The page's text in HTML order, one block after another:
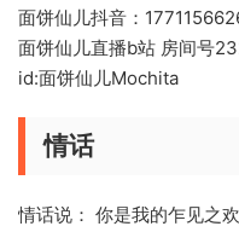
面饼仙儿抖音：
面饼仙儿直播b站 房间号
id:面饼仙儿Mochita
情话
情话说： 你是我的乍见之